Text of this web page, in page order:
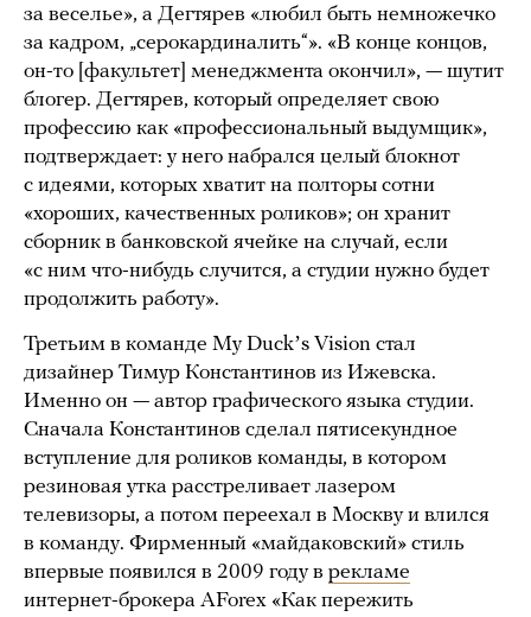
за веселье», а Дегтярев «любил быть немножечко
за кадром, „серокардиналить“». «В конце концов,
он-то [факультет] менеджмента окончил», — шутит
блогер. Дегтярев, который определяет свою
профессию как «профессиональный выдумщик»,
подтверждает: у него набрался целый блокнот
с идеями, которых хватит на полторы сотни
«хороших, качественных роликов»; он хранит
сборник в банковской ячейке на случай, если
«с ним что-нибудь случится, а студии нужно будет
продолжить работу».
Третьим в команде My Duckʼs Vision стал
дизайнер Тимур Константинов из Ижевска.
Именно он — автор графического языка студии.
Сначала Константинов сделал пятисекундное
вступление для роликов команды, в котором
резиновая утка расстреливает лазером
телевизоры, а потом переехал в Москву и влился
в команду. Фирменный «майдаковский» стиль
впервые появился в 2009 году в рекламе
интернет-брокера AForex «Как пережить